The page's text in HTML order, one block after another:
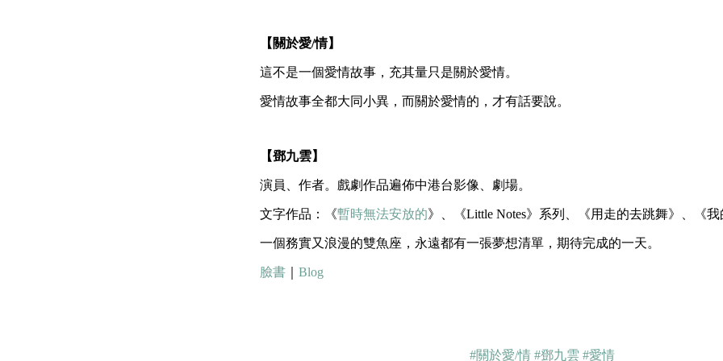
【關於愛/情】
這不是一個愛情故事，充其量只是關於愛情。
愛情故事全都大同小異，而關於愛情的，才有話要說。
【鄧九雲】
演員、作者。戲劇作品遍佈中港台影像、劇場。
文字作品：《暫時無法安放的》、《Little Notes》系列、《用走的去跳舞》、《我
一個務實又浪漫的雙魚座，永遠都有一張夢想清單，期待完成的一天。
臉書 Blog
#關於愛/情 #鄧九雲 #愛情